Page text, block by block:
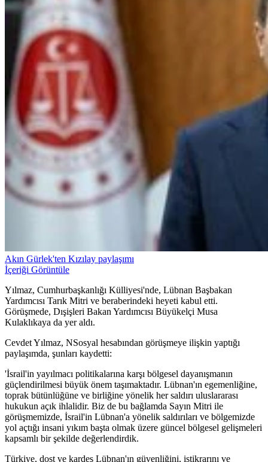
Akın Gürlek'ten Kızılay paylaşımı
İçeriği Görüntüle
Yılmaz, Cumhurbaşkanlığı Külliyesi'nde, Lübnan Başbakan
Yardımcısı Tarık Mitri ve beraberindeki heyeti kabul etti.
Görüşmede, Dışişleri Bakan Yardımcısı Büyükelçi Musa
Kulaklıkaya da yer aldı.
Cevdet Yılmaz, NSosyal hesabından görüşmeye ilişkin yaptığı
paylaşımda, şunları kaydetti:
'İsrail'in yayılmacı politikalarına karşı bölgesel dayanışmanın
güçlendirilmesi büyük önem taşımaktadır. Lübnan'ın egemenliğine,
toprak bütünlüğüne ve birliğine yönelik her saldırı uluslararası
hukukun açık ihlalidir. Biz de bu bağlamda Sayın Mitri ile
görüşmemizde, İsrail'in Lübnan'a yönelik saldırıları ve bölgemizde
yol açtığı insani yıkım başta olmak üzere güncel bölgesel gelişmeleri
kapsamlı bir şekilde değerlendirdik.
Türkiye, dost ve kardeş Lübnan'ın güvenliğini, istikrarını ve